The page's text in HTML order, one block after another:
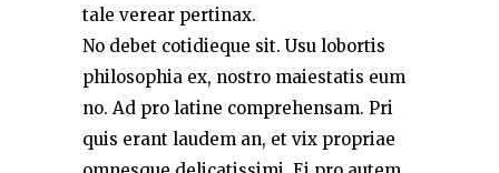
tale verear pertinax.
No debet cotidieque sit. Usu lobortis
philosophia ex, nostro maiestatis eum
no. Ad pro latine comprehensam. Pri
quis erant laudem an, et vix propriae